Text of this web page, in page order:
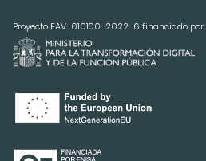
Proyecto FAV-010100-2022-6 financiado por: